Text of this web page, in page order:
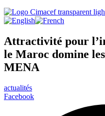
Attractivité pour
le Maroc domine
MENA
actualités
Facebook